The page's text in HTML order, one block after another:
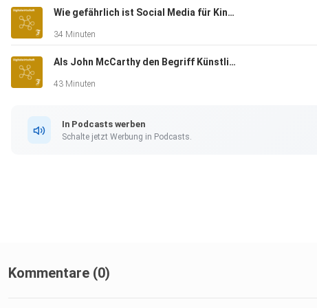
Wie gefährlich ist Social Media für Kinder, Herr Korte?
34 Minuten
Als John McCarthy den Begriff Künstliche Intelligenz erdachte
43 Minuten
In Podcasts werben
Schalte jetzt Werbung in Podcasts.
Kommentare (0)